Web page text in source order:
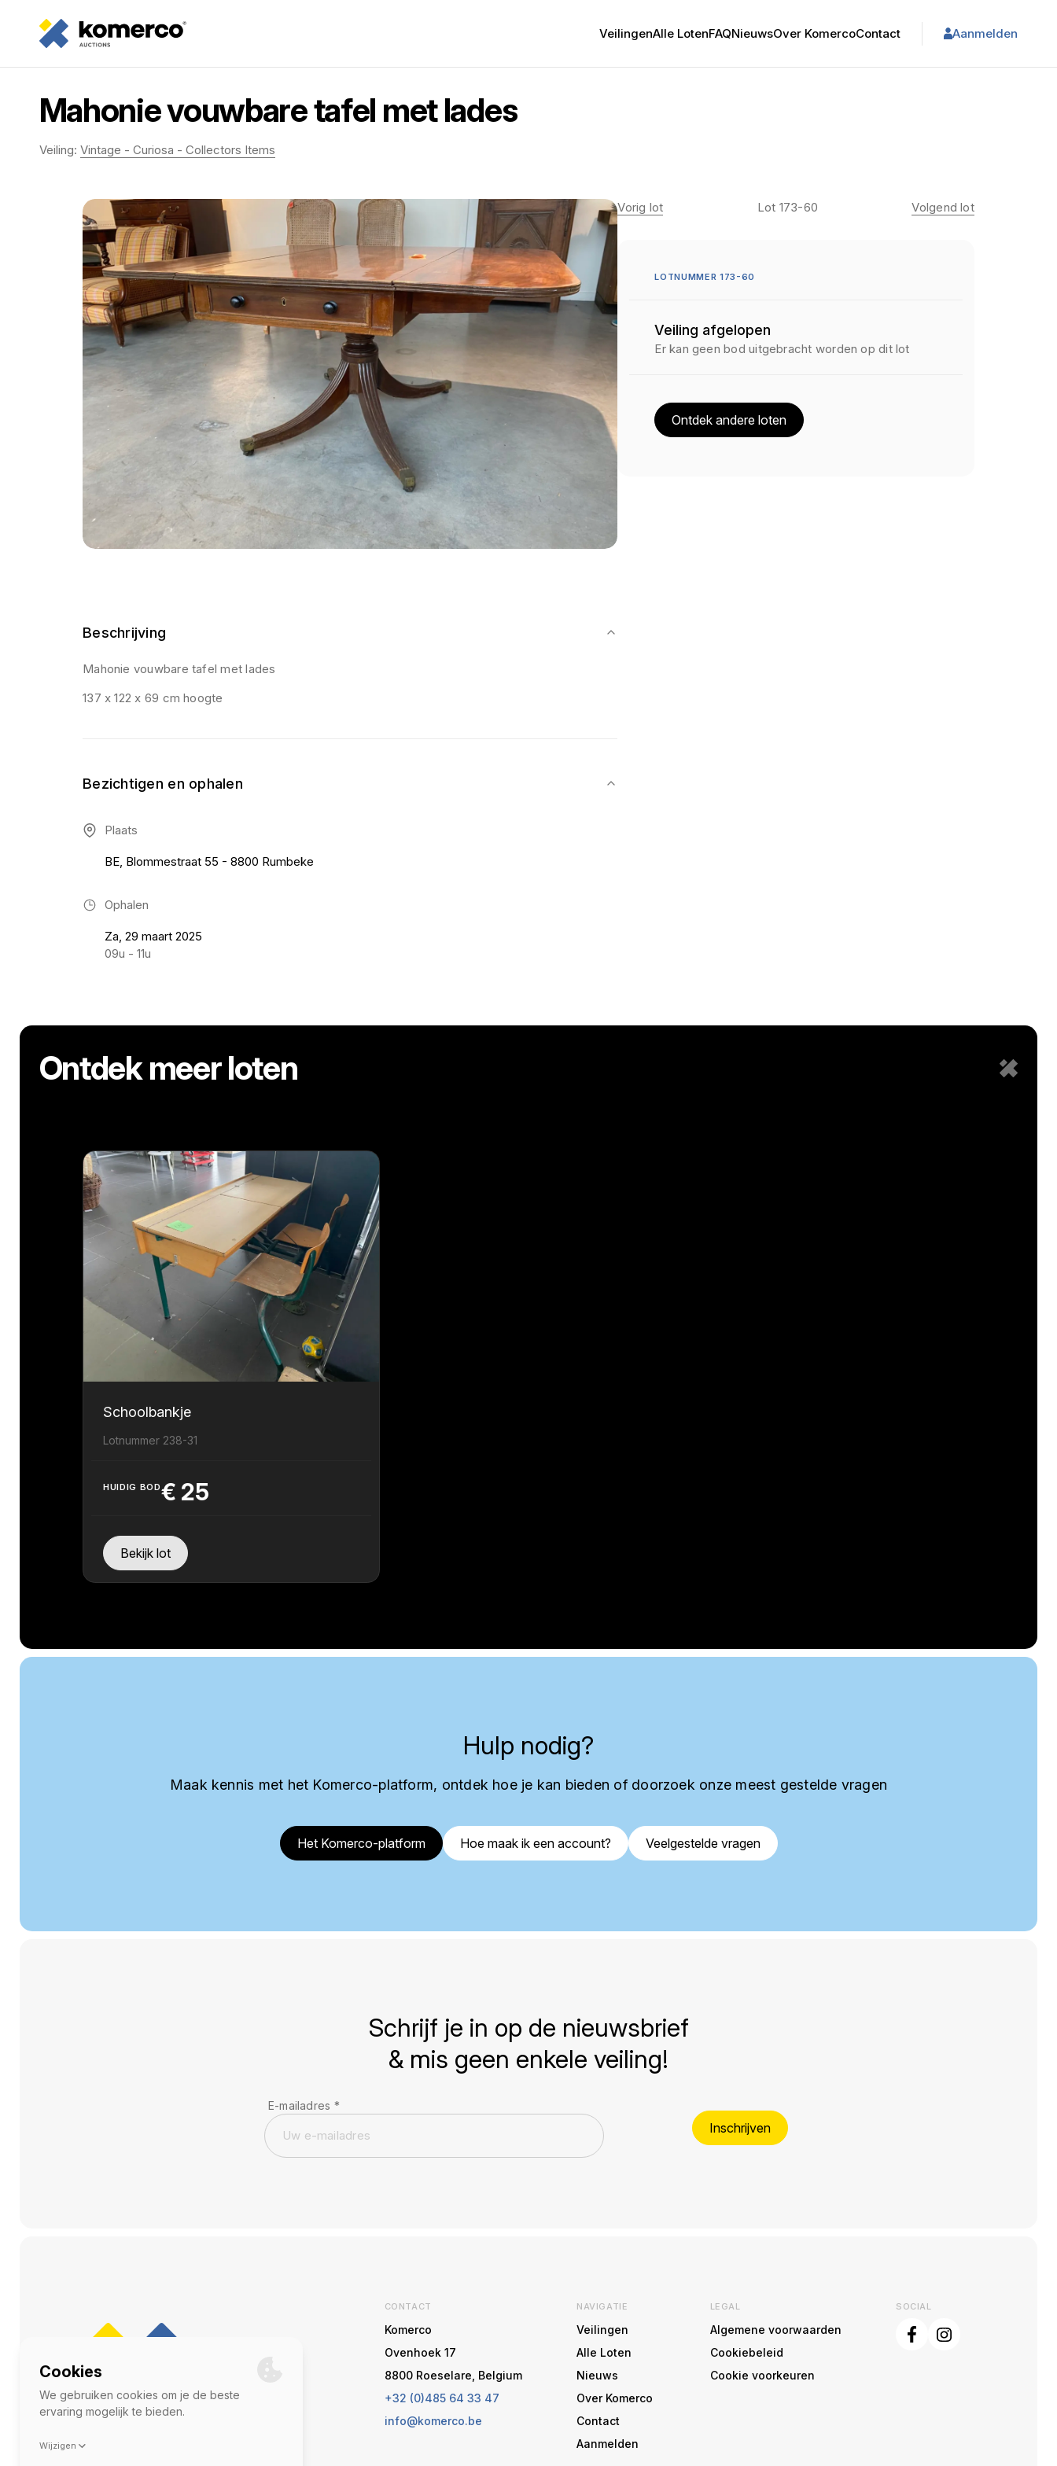
VeilingenAlle LotenFAQNieuwsOver KomercoContact Aanmelden
Mahonie vouwbare tafel met lades
Veiling: Vintage - Curiosa - Collectors Items
Beschrijving
Mahonie vouwbare tafel met lades
137 x 122 x 69 cm hoogte
Bezichtigen en ophalen
Plaats
BE, Blommestraat 55 - 8800 Rumbeke
Ophalen
Za, 29 maart 2025
09u - 11u
Vorig lot Lot 173-60 Volgend lot
LOTNUMMER 173-60
Veiling afgelopen
Er kan geen bod uitgebracht worden op dit lot
Ontdek andere loten
Ontdek meer loten
Schoolbankje
Lotnummer 238-31
HUIDIG BOD€ 25
Bekijk lot
Hulp nodig?
Maak kennis met het Komerco-platform, ontdek hoe je kan bieden of doorzoek onze meest gestelde vragen
Het Komerco-platform Hoe maak ik een account? Veelgestelde vragen
Schrijf je in op de nieuwsbrief
& mis geen enkele veiling!
E-mailadres *
Inschrijven
CONTACT
Komerco
Ovenhoek 17
8800 Roeselare, Belgium
+32 (0)485 64 33 47
info@komerco.be
NAVIGATIE
Veilingen
Alle Loten
Nieuws
Over Komerco
Contact
Aanmelden
LEGAL
Algemene voorwaarden
Cookiebeleid
Cookie voorkeuren
SOCIAL